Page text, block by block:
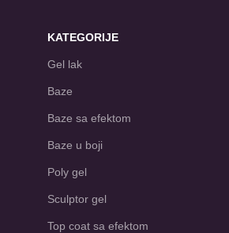
KATEGORIJE
Gel lak
Baze
Baze sa efektom
Baze u boji
Poly gel
Sculptor gel
Top coat sa efektom